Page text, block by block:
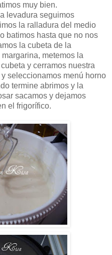
muy bien.
levadura seguimos
la ralladura del medio
batimos hasta que no nos
la cubeta de la
metemos la
y cerramos nuestra
seleccionamos menú horno
termine abrimos y la
sacamos y dejamos
el frigorífico.